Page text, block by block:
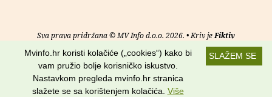
Sva prava pridržana © MV Info d.o.o. 2026. • Kriv jeFiktiv
Uvjeti korištenja RSS kanali
Potraži nas na:
SLAŽEM SE
Mvinfo.hr koristi kolačiće („cookies“) kako bi
vam pružio bolje korisničko iskustvo.
Nastavkom pregleda mvinfo.hr stranica
slažete se sa korištenjem kolačića. Više